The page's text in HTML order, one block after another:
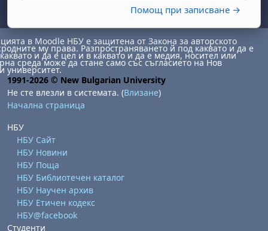
Помощ при записване →
в Moodle НБУ е защитена от Закона за авторското
му права. Разпространяването й под каквато и да е
и да е цел и в каквато и да е медия, носител или
среда може да стане само със съгласието на Нов
университет.
1991-2026 © New Bulgarian University
Не сте влезли в системата. (Влизане)
Начална страница
НБУ
НБУ Сайт
НБУ Новини
НБУ Поща
НБУ Библиотечен каталог
НБУ Научен архив
НБУ Етичен кодекс
НБУ@facebook
Студенти